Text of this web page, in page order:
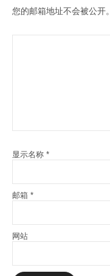
您的邮箱地址不会被公开。
显示名称 *
邮箱 *
网站